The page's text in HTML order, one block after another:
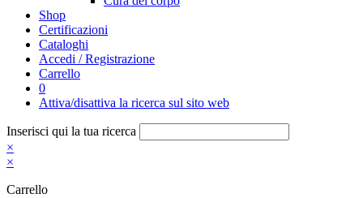
Shop
Certificazioni
Cataloghi
Accedi / Registrazione
Carrello
0
Attiva/disattiva la ricerca sul sito web
Inserisci qui la tua ricerca
×
×
Carrello